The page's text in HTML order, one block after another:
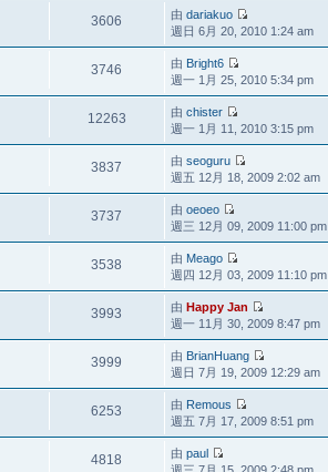
3606 由dariakuo
週日 6月 20, 2010 1:24 am
3746 由 Bright6
週一 1月 25, 2010 5:34 pm
12263 由chister
週一 1月 11, 2010 3:15 pm
3837 由seoguru
週五 12月 18, 2009 2:02 am
3737 由oeoeo
週三 12月 09, 2009 11:00 pm
3538 由 Meago
週四 12月 03, 2009 11:10 pm
3993 由Happy Jan
週一 11月 30, 2009 8:47 pm
3999 由 BrianHuang
週日 7月 19, 2009 12:29 am
6253 由 Remous
週五 7月 17, 2009 8:51 pm
4818 由paul
週三 7月 15, 2009 2:48 pm